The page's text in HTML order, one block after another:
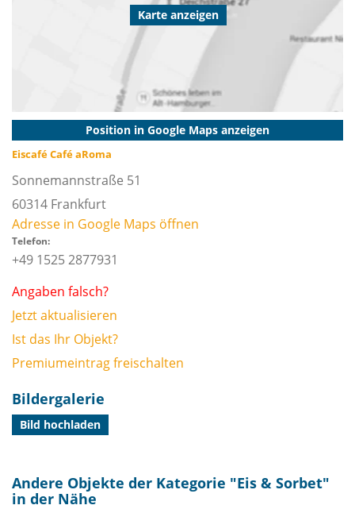
Karte anzeigen
Position in Google Maps anzeigen
Eiscafé Café aRoma
Sonnemannstraße 51
60314 Frankfurt
Adresse in Google Maps öffnen
Telefon:
+49 1525 2877931
Angaben falsch?
Jetzt aktualisieren
Ist das Ihr Objekt?
Premiumeintrag freischalten
Bildergalerie
Bild hochladen
Andere Objekte der Kategorie "Eis & Sorbet"
in der Nähe